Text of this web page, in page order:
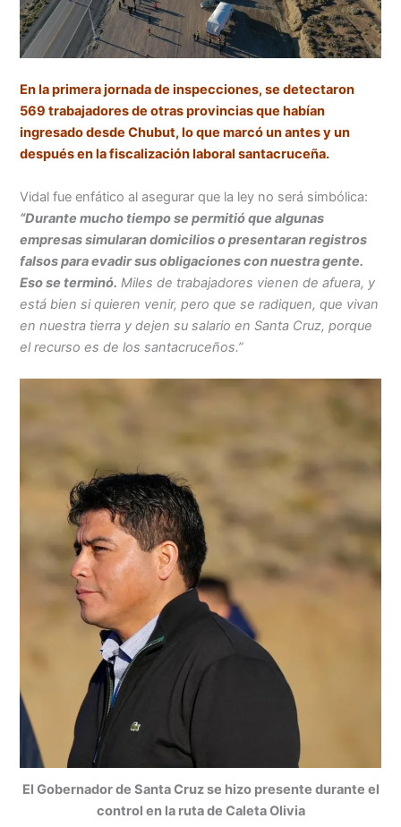
En la primera jornada de inspecciones, se detectaron
569 trabajadores de otras provincias que habían
ingresado desde Chubut, lo que marcó un antes y un
después en la fiscalización laboral santacruceña.
Vidal fue enfático al asegurar que la ley no será simbólica:
“Durante mucho tiempo se permitió que algunas
empresas simularan domicilios o presentaran registros
falsos para evadir sus obligaciones con nuestra gente.
Eso se terminó. Miles de trabajadores vienen de afuera, y
está bien si quieren venir, pero que se radiquen, que vivan
en nuestra tierra y dejen su salario en Santa Cruz, porque
el recurso es de los santacruceños.”
El Gobernador de Santa Cruz se hizo presente durante el
control en la ruta de Caleta Olivia